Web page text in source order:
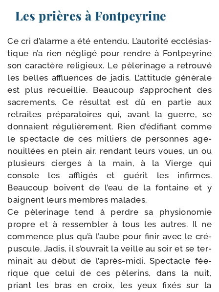
Les prières à Fontpeyrine
Ce cri d’a­larme a été enten­du. L’autorité ecclé­sias­
tique n’a rien négli­gé pour rendre à Fontpeyrine
son carac­tère reli­gieux. Le pèle­ri­nage a retrou­vé
les belles affluences de jadis. L’attitude géné­rale
est plus recueillie. Beaucoup s’ap­prochent des
sacre­ments. Ce résul­tat est dû en par­tie aux
retraites pré­pa­ra­toires qui, avant la guerre, se
don­naient régu­liè­re­ment. Rien d’é­di­fiant comme
le spec­tacle de ces mil­liers de per­sonnes age­
nouillées en plein air, ren­dant leurs voues, un ou
plu­sieurs cierges à la main, à la Vierge qui
console les affli­gés et gué­rit les infirmes.
Beaucoup boivent de l’eau de la fon­taine et y
baignent leurs membres malades.
Ce pèle­ri­nage tend à perdre sa phy­sio­no­mie
propre et à res­sem­bler à tous les autres. Il ne
com­mence plus qu’à l’aube pour finir avec le cré­
pus­cule. Jadis, il s’ou­vrait la veille au soir et se ter­
mi­nait au début de l’après-​midi. Spectacle fée­
rique que celui de ces pèle­rins, dans la nuit,
priant les bras en croix, les yeux fixés sur la